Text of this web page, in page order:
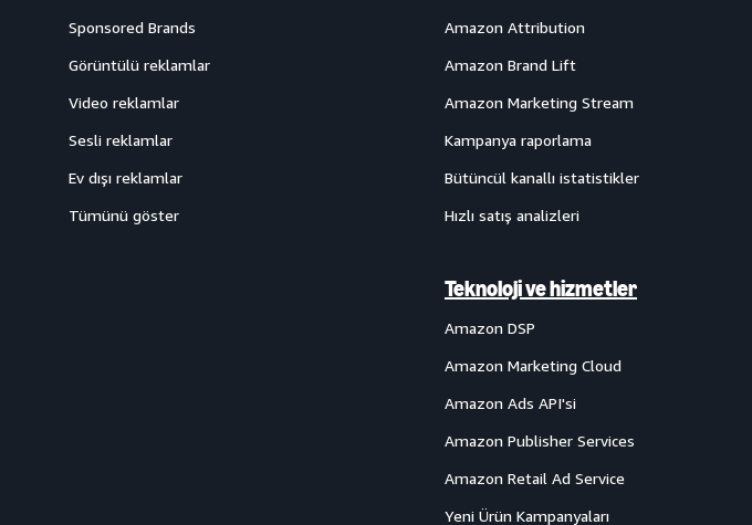
Sponsored Brands
Görüntülü reklamlar
Video reklamlar
Sesli reklamlar
Ev dışı reklamlar
Tümünü göster
Amazon Attribution
Amazon Brand Lift
Amazon Marketing Stream
Kampanya raporlama
Bütüncül kanallı istatistikler
Hızlı satış analizleri
Teknoloji ve hizmetler
Amazon DSP
Amazon Marketing Cloud
Amazon Ads API'si
Amazon Publisher Services
Amazon Retail Ad Service
Yeni Ürün Kampanyaları